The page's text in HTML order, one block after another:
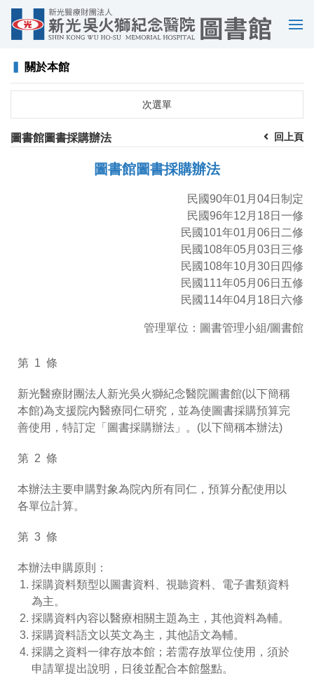
選
關於本館
次選單
圖書館圖書採購辦法 回上頁
圖書館圖書採購辦法
民國90年01月04日制定
民國96年12月18日一修
民國101年01月06日二修
民國108年05月03日三修
民國108年10月30日四修
民國111年05月06日五修
民國114年04月18日六修
管理單位：圖書管理小組/圖書館
第 1 條
新光醫療財團法人新光吳火獅紀念醫院圖書館(以下簡稱
本館)為支援院內醫療同仁研究，並為使圖書採購預算完
善使用，特訂定「圖書採購辦法」。(以下簡稱本辦法)
第 2 條
本辦法主要申購對象為院內所有同仁，預算分配使用以
各單位計算。
第 3 條
本辦法申購原則：
採購資料類型以圖書資料、視聽資料、電子書類資料
為主。
採購資料內容以醫療相關主題為主，其他資料為輔。
採購資料語文以英文為主，其他語文為輔。
採購之資料一律存放本館；若需存放單位使用，須於
申請單提出說明，日後並配合本館盤點。